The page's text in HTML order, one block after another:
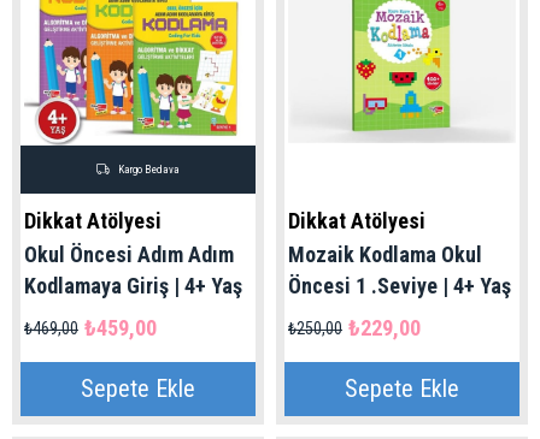
Dikkat Atölyesi
Okul Öncesi Adım Adım
Kodlamaya Giriş | 4+ Yaş
₺459,00
₺469,00
Sepete Ekle
Kargo Bedava
Dikkat Atölyesi
Mozaik Kodlama Okul
Öncesi 1 .Seviye | 4+ Yaş
₺229,00
₺250,00
Sepete Ekle